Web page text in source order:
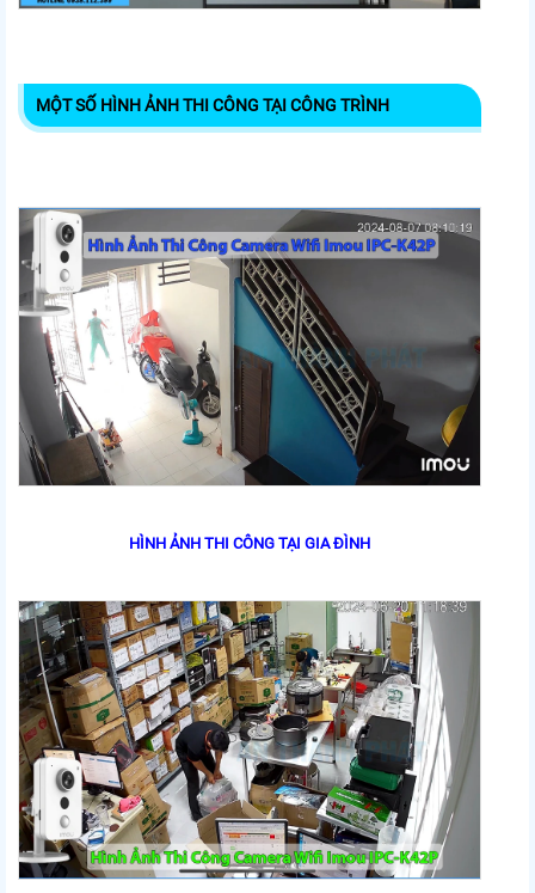
MỘT SỐ HÌNH ẢNH THI CÔNG TẠI CÔNG TRÌNH
HÌNH ẢNH THI CÔNG TẠI GIA ĐÌNH